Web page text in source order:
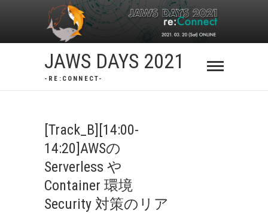
JAWS DAYS 2021
-RE:CONNECT-
[Track_B][14:00-
14:20]AWSの
Serverless や
Container 環境
Security 対策のリア